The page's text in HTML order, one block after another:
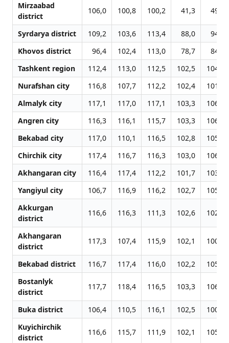
Mirzaabad
district
106,0 100,8 100,2 41,3 49,5
Syrdarya district 109,2 103,6 113,4 88,0
94,5
Khovos district
96,4 102,4 113,0 78,7
84,8
Tashkent region
112,4 113,0 112,5 102,5
104,3
Nurafshan city
116,8 107,7 112,2 102,4
101,6
Almalyk city
117,1 117,0 117,1 103,3
106,7
Angren city
116,3 116,1 115,7 103,3
106,5
Bekabad city
117,0 110,1 116,5 102,8
105,9
Chirchik city
117,4 116,7 116,3 103,0
106,3
Akhangaran city
116,4 117,4 112,2 101,7
103,0
Yangiyul city
106,7 116,9 116,2 102,7
105,8
Akkurgan
district
116,6 116,3 111,3 102,6 102,0
Akhangaran
district
117,3 107,4 115,9 102,1 100,4
Bekabad district 116,7 117,4 116,0 102,2
105,4
Bostanlyk
district
117,7 118,4 116,5 103,3 106,6
Buka district 106,4 110,5 116,1 102,5
100,7
Kuyichirchik
district
116,6 115,7 111,9 102,1 105,1